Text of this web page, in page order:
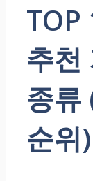
TOP
추천
종류
순위)